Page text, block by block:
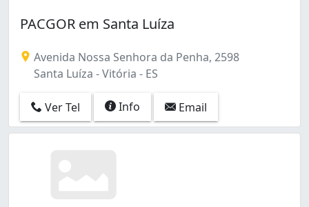
PACGOR em Santa Luíza
Avenida Nossa Senhora da Penha, 2598
Santa Luíza - Vitória - ES
Ver Tel Info Email